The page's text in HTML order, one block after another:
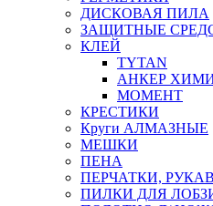
ДИСКОВАЯ ПИЛА
ЗАЩИТНЫЕ
КЛЕЙ
TYTAN
АНКЕР
МОМЕНТ
КРЕСТИКИ
Круги АЛМАЗНЫЕ
МЕШКИ
ПЕНА
ПЕРЧАТКИ,
ПИЛКИ ДЛЯ